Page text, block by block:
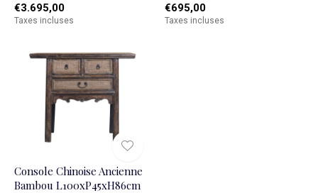
€3.695,00
Taxes incluses
€695,00
Taxes incluses
Console Chinoise Ancienne
Bambou L100xP45xH86cm